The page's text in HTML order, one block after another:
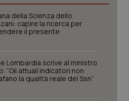
di Trento
& Rettocolite Ulcerosa
neurodegenerative
della Scienza dello
capire la ricerca per
il presente
Lombardia scrive al ministro
“Gli attuali indicatori non
la qualità reale del Ssn”